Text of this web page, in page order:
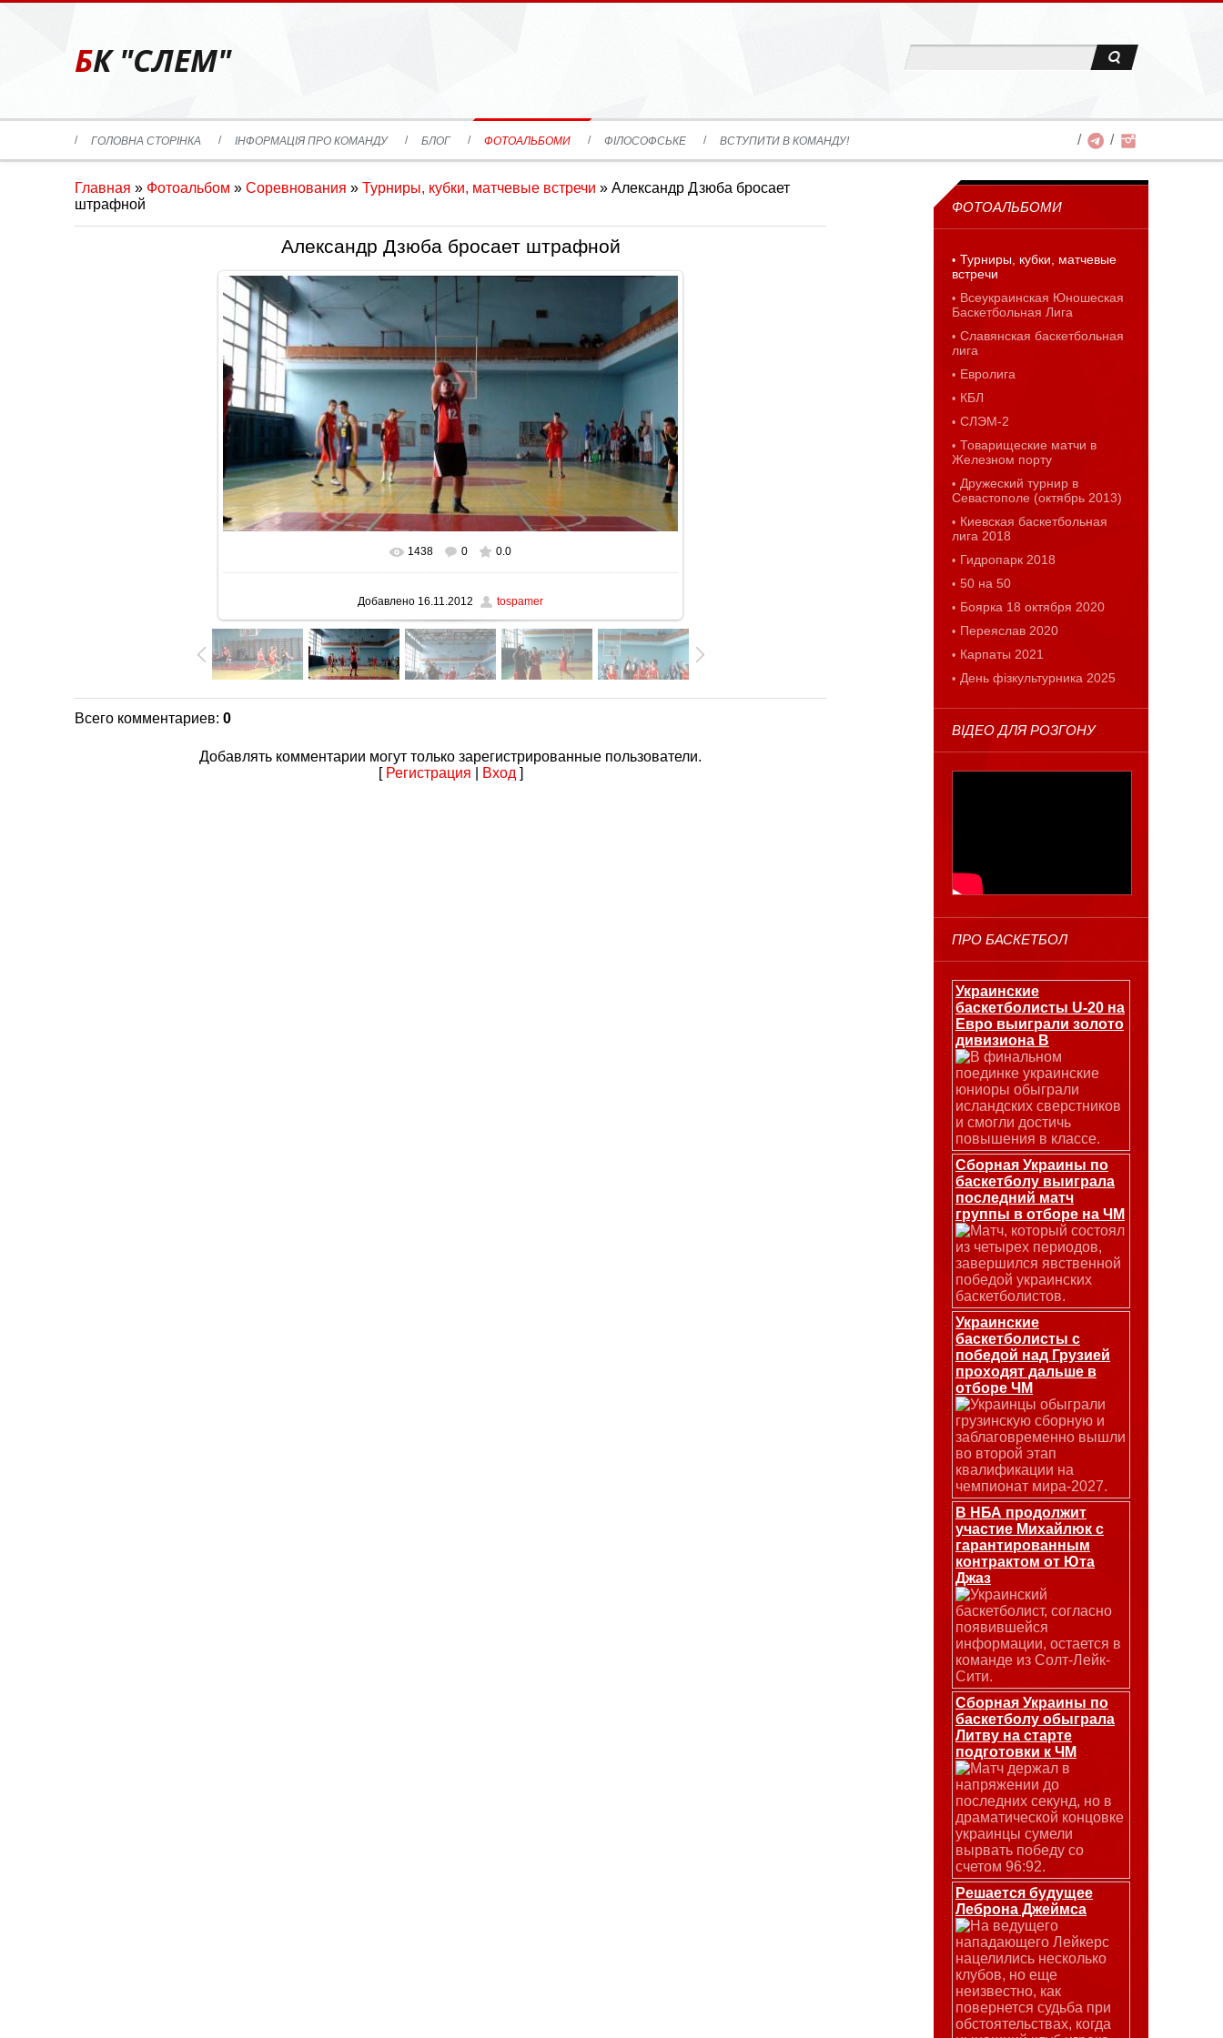
БК "СЛЕМ"
ГОЛОВНА СТОРІНКА ІНФОРМАЦІЯ ПРО КОМАНДУ БЛОГ ФОТОАЛЬБОМИ ФІЛОСОФСЬКЕ ВСТУПИТИ В КОМАНДУ!
Главная » Фотоальбом » Соревнования » Турниры, кубки, матчевые встречи » Александр Дзюба бросает
штрафной
Александр Дзюба бросает штрафной
В реальном размере 1250x703
1438 0 0.0
Добавлено 16.11.2012 tospamer
Всего комментариев: 0
Добавлять комментарии могут только зарегистрированные пользователи.
[ Регистрация Вход ]
ФОТОАЛЬБОМИ
Турниры, кубки, матчевые
встречи
Всеукраинская Юношеская
Баскетбольная Лига
Славянская баскетбольная
лига
Евролига
КБЛ
СЛЭМ-2
Товарищеские матчи в
Железном порту
Дружеский турнир в
Севастополе (октябрь 2013)
Киевская баскетбольная
лига 2018
Гидропарк 2018
50 на 50
Боярка 18 октября 2020
Переяслав 2020
Карпаты 2021
День фізкультурника 2025
ВІДЕО ДЛЯ РОЗГОНУ
ПРО БАСКЕТБОЛ
Украинские
баскетболисты U-20 на
Евро выиграли золото
дивизиона В
В финальном
поединке украинские
юниоры обыграли
исландских сверстников
и смогли достичь
повышения в классе.
Сборная Украины по
баскетболу выиграла
последний матч
группы в отборе на ЧМ
Матч, который состоял
из четырех периодов,
завершился явственной
победой украинских
баскетболистов.
Украинские
баскетболисты с
победой над Грузией
проходят дальше в
отборе ЧМ
Украинцы обыграли
грузинскую сборную и
заблаговременно вышли
во второй этап
квалификации на
чемпионат мира-2027.
В НБА продолжит
участие Михайлюк с
гарантированным
контрактом от Юта
Джаз
Украинский
баскетболист, согласно
появившейся
информации, остается в
команде из Солт-Лейк-
Сити.
Сборная Украины по
баскетболу обыграла
Литву на старте
подготовки к ЧМ
Матч держал в
напряжении до
последних секунд, но в
драматической концовке
украинцы сумели
вырвать победу со
счетом 96:92.
Решается будущее
Леброна Джеймса
На ведущего
нападающего Лейкерс
нацелились несколько
клубов, но еще
неизвестно, как
повернется судьба при
обстоятельствах, когда